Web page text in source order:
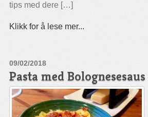
tips med dere […]
Klikk for å lese mer...
09/02/2018
Pasta med Bolognesesaus